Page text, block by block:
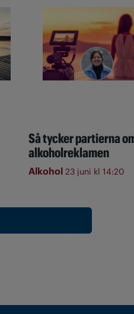
Så tycker partierna
alkoholreklamen
Alkohol 23 juni kl 14:20